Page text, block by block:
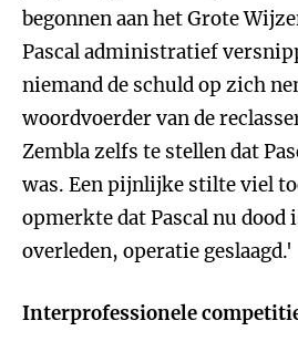
begonnen aan het Grote
Pascal administratief
niemand de schuld op zich
woordvoerder van de
Zembla zelfs te stellen dat
was. Een pijnlijke stilte viel
opmerkte dat Pascal nu dood
overleden, operatie geslaagd.'
Interprofessionele